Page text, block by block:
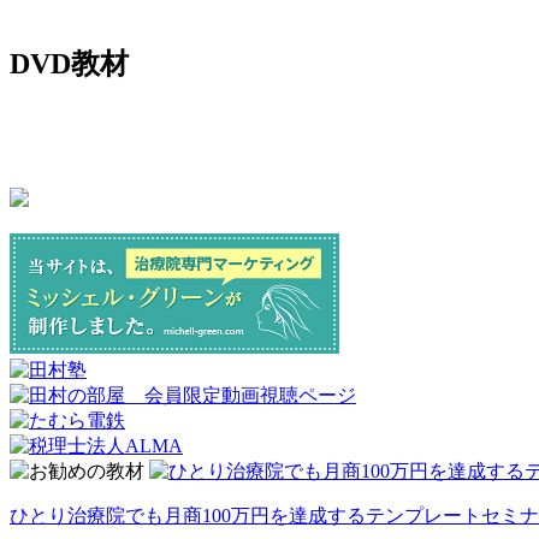
DVD教材
ひとり治療院でも月商100万円を達成するテンプレートセミ